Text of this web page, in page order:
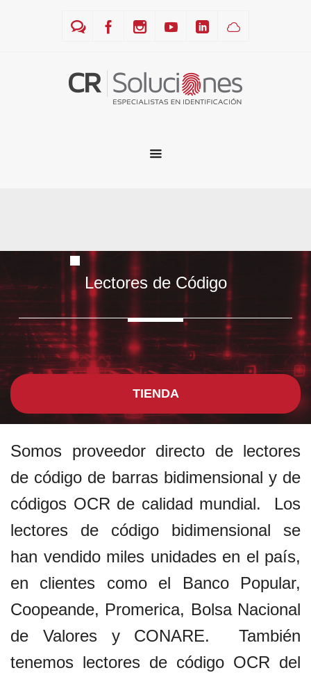
Lectores de Código
TIENDA
Somos proveedor directo de lectores
de código de barras bidimensional y de
códigos OCR de calidad mundial. Los
lectores de código bidimensional se
han vendido miles unidades en el país,
en clientes como el Banco Popular,
Coopeande, Promerica, Bolsa Nacional
de Valores y CONARE. También
tenemos lectores de código OCR del